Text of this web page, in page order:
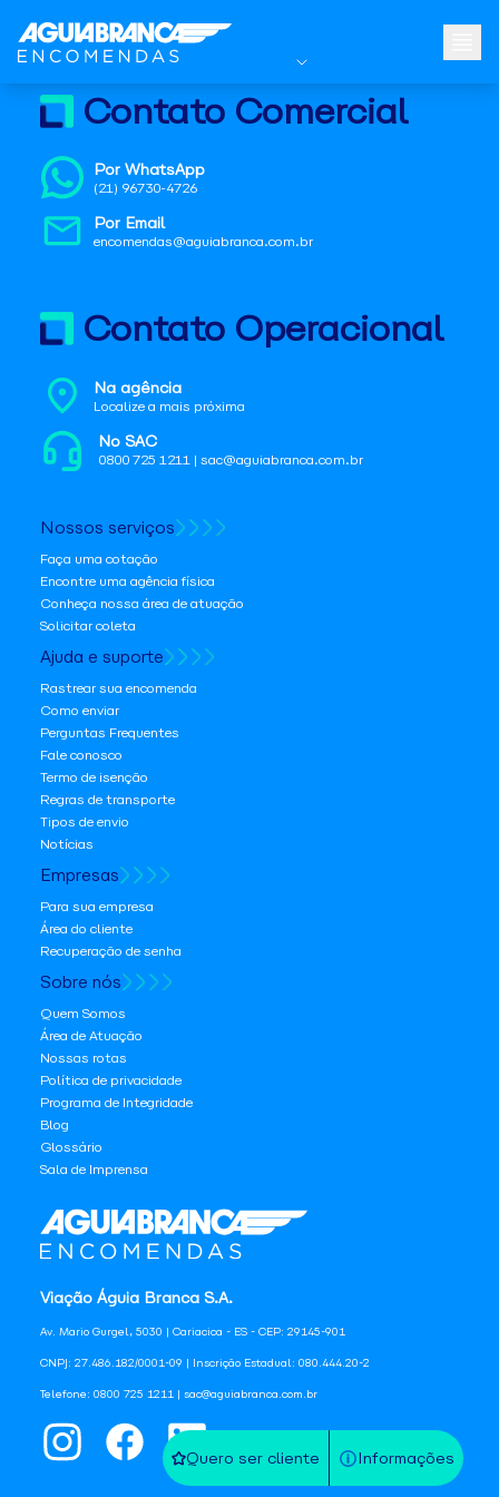
Quero ser cliente Informações
Viação Águia Branca S.A.
Av. Mario Gurgel, 5030 | Cariacica - ES - CEP: 29145-901
CNPJ: 27.486.182/0001-09 | Inscrição Estadual: 080.444.20-2
Telefone: 0800 725 1211 | sac@aguiabranca.com.br
Contato Comercial
Por WhatsApp
(21) 96730-4726
Por Email
encomendas@aguiabranca.com.br
Contato Operacional
Na agência
Localize a mais próxima
No SAC
0800 725 1211 | sac@aguiabranca.com.br
Nossos serviços
Faça uma cotação
Encontre uma agência física
Conheça nossa área de atuação
Solicitar coleta
Ajuda e suporte
Rastrear sua encomenda
Como enviar
Perguntas Frequentes
Fale conosco
Termo de isenção
Regras de transporte
Tipos de envio
Notícias
Empresas
Para sua empresa
Área do cliente
Recuperação de senha
Sobre nós
Quem Somos
Área de Atuação
Nossas rotas
Política de privacidade
Programa de Integridade
Blog
Glossário
Sala de Imprensa